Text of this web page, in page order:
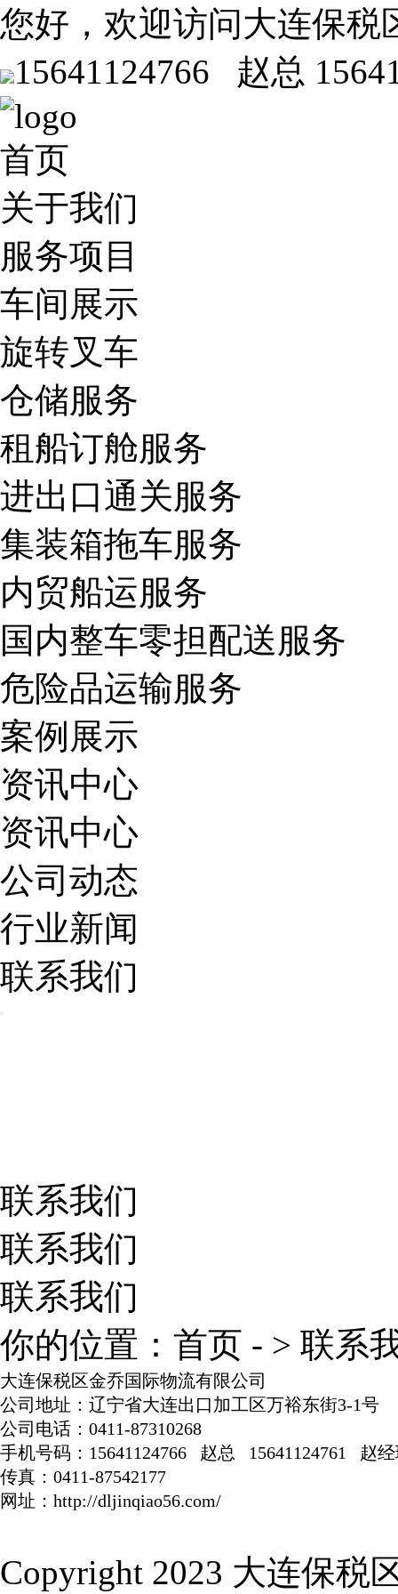
您好，欢迎访问大连保税
15641124766 赵总
首页
关于我们
服务项目
车间展示
旋转叉车
仓储服务
租船订舱服务
进出口通关服务
集装箱拖车服务
内贸船运服务
国内整车零担配送服务
危险品运输服务
案例展示
资讯中心
资讯中心
公司动态
行业新闻
联系我们
联系我们
联系我们
联系我们
你的位置： 首页 - > 联系
大连保税区金乔国际物流有限公司
公司地址：辽宁省大连出口加工区万裕东街3-1号
公司电话：0411-87310268
手机号码：15641124766 赵总 15641124761 赵
传真：0411-87542177
网址：http://dljinqiao56.com/
Copyright 2023 大连保税